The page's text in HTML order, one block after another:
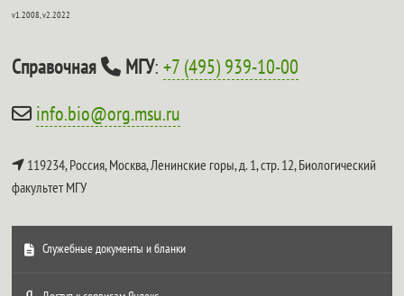
v1.2008, v2.2022
Справочная МГУ:+7 (495) 939-10-00
info.bio@org.msu.ru
119234, Россия, Москва, Ленинские горы, д. 1, стр. 12,Биологический
факультет МГУ
Служебные документы и бланки